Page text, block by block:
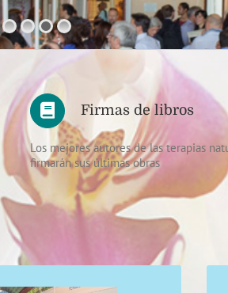
Firmas de libros
Los mejores autores de las terapias
firmarán sus últimas obras